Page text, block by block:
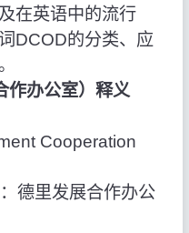
在英语中的流行
DCOD的分类、应
作办公室）释义
Cooperation
德里发展合作办公